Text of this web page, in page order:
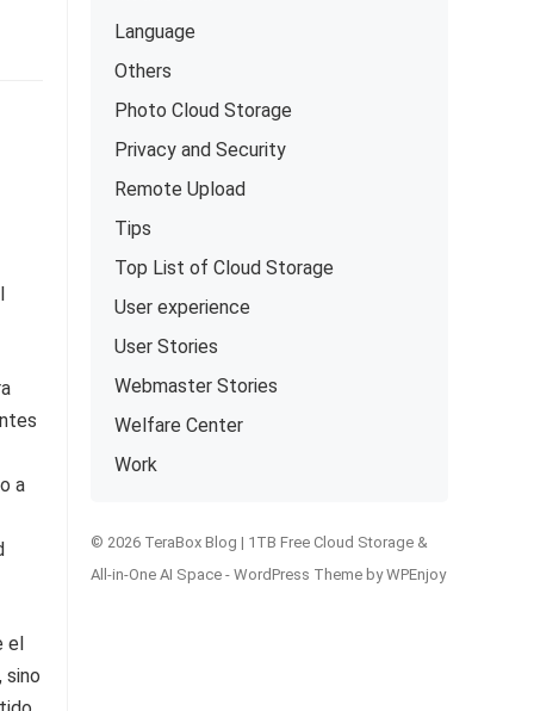
a
el
sino
Language
Others
Photo Cloud Storage
Privacy and Security
Remote Upload
Tips
Top List of Cloud Storage
User experience
User Stories
Webmaster Stories
Welfare Center
Work
© 2026 TeraBox Blog | 1TB Free Cloud Storage &
All-in-One AI Space - WordPress Theme byWPEnjoy